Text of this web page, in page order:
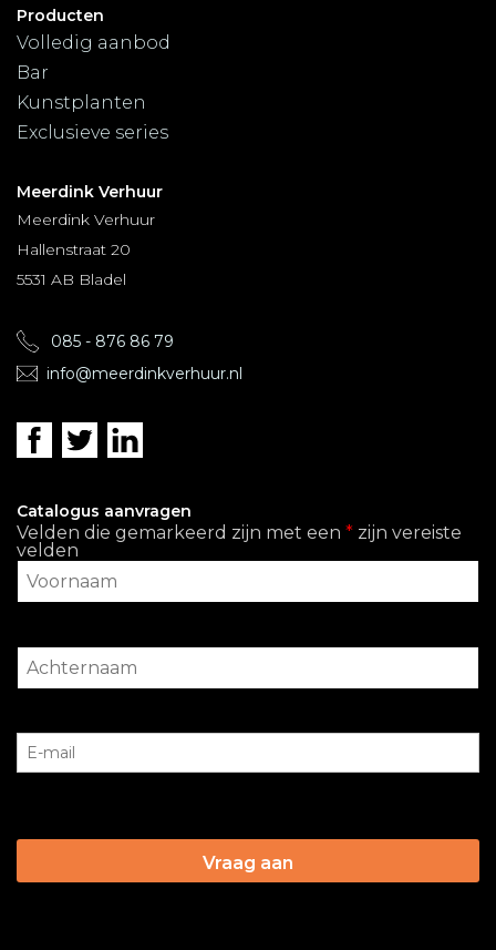
Producten
Volledig aanbod
Bar
Kunstplanten
Exclusieve series
Meerdink Verhuur
Meerdink Verhuur
Hallenstraat 20
5531 AB Bladel
085 - 876 86 79
info@meerdinkverhuur.nl
Catalogus aanvragen
Velden die gemarkeerd zijn met een * zijn vereiste
velden